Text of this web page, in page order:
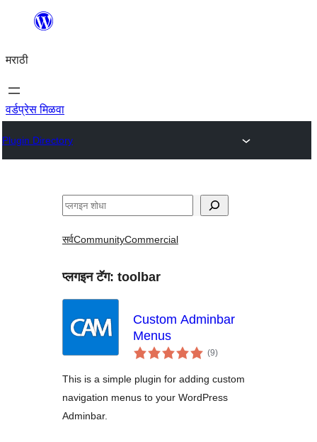
सामुग्रीवर
मराठी
वर्डप्रेस मिळवा
Plugin Directory
शोधा
सर्वCommunityCommercial
प्लगइन टॅग: toolbar
Custom Adminbar
Menus
(9एकूण
मूल्यांकन
)
This is a simple plugin for adding custom
navigation menus to your WordPress
Adminbar.